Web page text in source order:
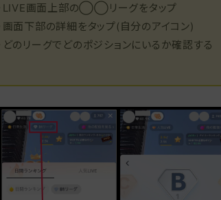
LIVE画面上部の◯◯リーグをタップ
画面下部の詳細をタップ(自分のアイコン)
どのリーグでどのポジションにいるか確認する